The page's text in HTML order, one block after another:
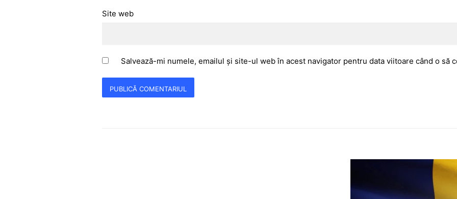
Site web
Salvează-mi numele, emailul și site-ul web în acest navigator pentru data viitoare când o să